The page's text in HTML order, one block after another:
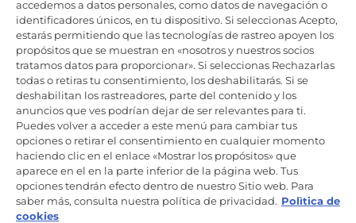
Productos de cuidado y mantenimiento
Mantente en contacto
Regístrate ahora
Candy Hoover Group Srl –con accionista único, empresa que
gestiona y coordina la actividad de Candy S.p.A, con domicilio fiscal
en Via Comolli, 57 - 20861 Brugherio (MB) – Sede administrativa: Via
Privata Eden Fumagalli - 20861 Brugherio (MB). - Italia con capital
accedemos a datos personales, como datos de navegación o
identificadores únicos, en tu dispositivo. Si seleccionas Acepto,
estarás permitiendo que las tecnologías de rastreo apoyen los
propósitos que se muestran en «nosotros y nuestros socios
tratamos datos para proporcionar». Si seleccionas Rechazarlas
todas o retiras tu consentimiento, los deshabilitarás. Si se
deshabilitan los rastreadores, parte del contenido y los
anuncios que ves podrían dejar de ser relevantes para ti.
Puedes volver a acceder a este menú para cambiar tus
opciones o retirar el consentimiento en cualquier momento
haciendo clic en el enlace «Mostrar los propósitos» que
aparece en el en la parte inferior de la página web. Tus
opciones tendrán efecto dentro de nuestro Sitio web. Para
saber más, consulta nuestra política de privacidad. Polìtica de
cookies